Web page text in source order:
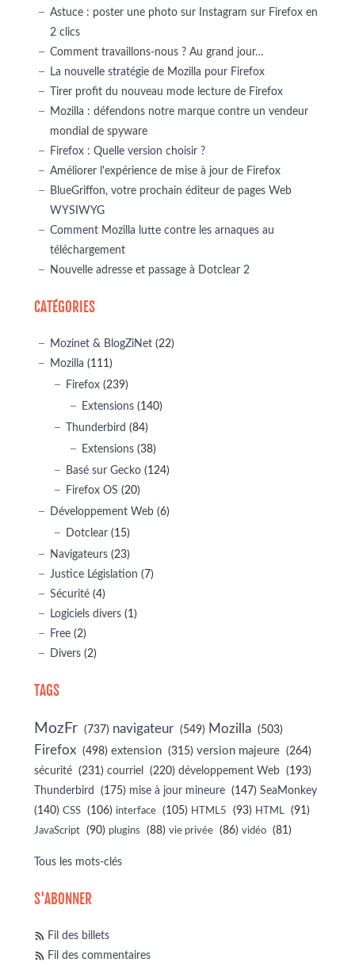
Astuce : poster une photo sur Instagram sur Firefox en
2 clics
Comment travaillons-nous ? Au grand jour…
La nouvelle stratégie de Mozilla pour Firefox
Tirer profit du nouveau mode lecture de Firefox
Mozilla : défendons notre marque contre un vendeur
mondial de spyware
Firefox : Quelle version choisir ?
Améliorer l'expérience de mise à jour de Firefox
BlueGriffon, votre prochain éditeur de pages Web
WYSIWYG
Comment Mozilla lutte contre les arnaques au
téléchargement
Nouvelle adresse et passage à Dotclear 2
CATÉGORIES
Mozinet & BlogZiNet (22)
Mozilla (111)
Firefox (239)
Extensions (140)
Thunderbird (84)
Extensions (38)
Basé sur Gecko (124)
Firefox OS (20)
Développement Web (6)
Dotclear (15)
Navigateurs (23)
Justice Législation (7)
Sécurité (4)
Logiciels divers (1)
Free (2)
Divers (2)
TAGS
MozFr (737) navigateur (549) Mozilla (503)
Firefox (498) extension (315) version majeure (264)
sécurité (231) courriel (220) développement Web (193)
Thunderbird (175) mise à jour mineure (147) SeaMonkey
(140) CSS (106) interface (105) HTML5 (93) HTML (91)
JavaScript (90) plugins (88) vie privée (86) vidéo (81)
Tous les mots-clés
S'ABONNER
Fil des billets
Fil des commentaires